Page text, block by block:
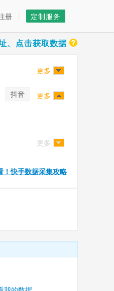
册 定制服务
、点击获取数据
更多
抖音
更多
更多
！快手数据采集攻略